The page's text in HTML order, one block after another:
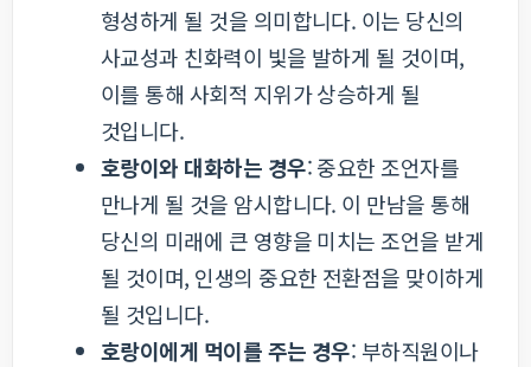
형성하게 될 것을 의미합니다. 이는 당신의
사교성과 친화력이 빛을 발하게 될 것이며,
이를 통해 사회적 지위가 상승하게 될
것입니다.
호랑이와 대화하는 경우: 중요한 조언자를
만나게 될 것을 암시합니다. 이 만남을 통해
당신의 미래에 큰 영향을 미치는 조언을 받게
될 것이며, 인생의 중요한 전환점을 맞이하게
될 것입니다.
호랑이에게 먹이를 주는 경우: 부하직원이나